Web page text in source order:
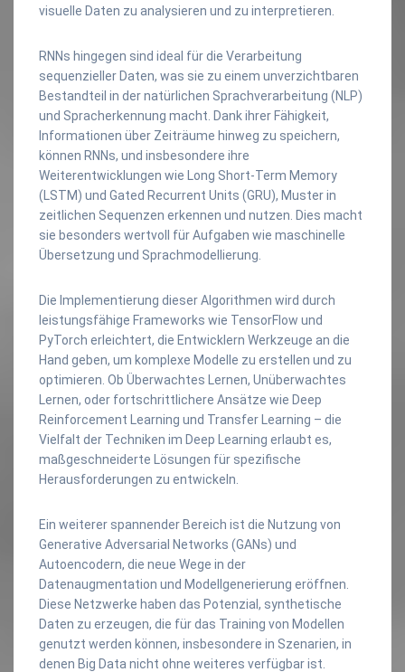
visuelle Daten zu analysieren und zu interpretieren.
RNNs hingegen sind ideal für die Verarbeitung
sequenzieller Daten, was sie zu einem unverzichtbaren
Bestandteil in der natürlichen Sprachverarbeitung (NLP)
und Spracherkennung macht. Dank ihrer Fähigkeit,
Informationen über Zeiträume hinweg zu speichern,
können RNNs, und insbesondere ihre
Weiterentwicklungen wie Long Short-Term Memory
(LSTM) und Gated Recurrent Units (GRU), Muster in
zeitlichen Sequenzen erkennen und nutzen. Dies macht
sie besonders wertvoll für Aufgaben wie maschinelle
Übersetzung und Sprachmodellierung.
Die Implementierung dieser Algorithmen wird durch
leistungsfähige Frameworks wie TensorFlow und
PyTorch erleichtert, die Entwicklern Werkzeuge an die
Hand geben, um komplexe Modelle zu erstellen und zu
optimieren. Ob Überwachtes Lernen, Unüberwachtes
Lernen, oder fortschrittlichere Ansätze wie Deep
Reinforcement Learning und Transfer Learning – die
Vielfalt der Techniken im Deep Learning erlaubt es,
maßgeschneiderte Lösungen für spezifische
Herausforderungen zu entwickeln.
Ein weiterer spannender Bereich ist die Nutzung von
Generative Adversarial Networks (GANs) und
Autoencodern, die neue Wege in der
Datenaugmentation und Modellgenerierung eröffnen.
Diese Netzwerke haben das Potenzial, synthetische
Daten zu erzeugen, die für das Training von Modellen
genutzt werden können, insbesondere in Szenarien, in
denen Big Data nicht ohne weiteres verfügbar ist.